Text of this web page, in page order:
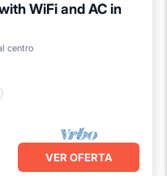
WiFi and AC in
centro
VER OFERTA